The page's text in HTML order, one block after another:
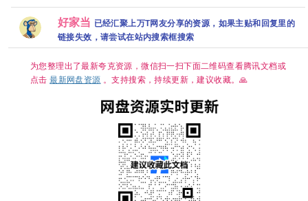
【林智妍 / 许
南俊】【韩剧
中字】
【1～6GB/
集】陈都灵/周
翊然
系列】 夸克
好家当 已经汇聚上万T网友分享的资源，如果主贴和回复里的
链接失效，请尝试在站内搜索框搜索
为您整理出了最新夸克资源，微信扫一扫下面二维码查看腾讯文档或
点击最新网盘资源 。支持搜索，持续更新，建议收藏。🙏